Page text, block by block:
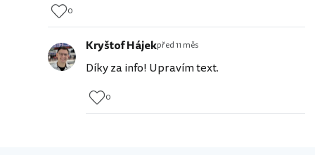
0
Kryštof Hájekpřed 11 měs
Díky za info! Upravím text.
0